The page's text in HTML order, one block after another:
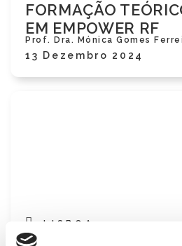
FORMAÇÃO
EM EMPOWER RF
Prof. Dra. Mónica Gomes
13 Dezembro 2024
LISBOA
FORMAÇÃO